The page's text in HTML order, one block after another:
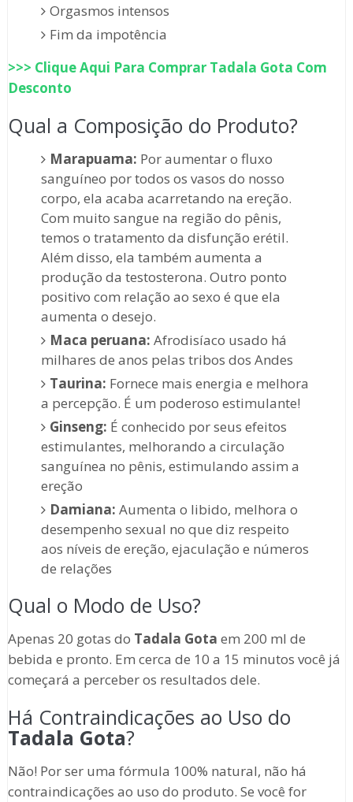
Orgasmos intensos
Fim da impotência
>>> Clique Aqui Para Comprar Tadala Gota Com
Desconto
Qual a Composição do Produto?
Marapuama: Por aumentar o fluxo
sanguíneo por todos os vasos do nosso
corpo, ela acaba acarretando na ereção.
Com muito sangue na região do pênis,
temos o tratamento da disfunção erétil.
Além disso, ela também aumenta a
produção da testosterona. Outro ponto
positivo com relação ao sexo é que ela
aumenta o desejo.
Maca peruana: Afrodisíaco usado há
milhares de anos pelas tribos dos Andes
Taurina: Fornece mais energia e melhora
a percepção. É um poderoso estimulante!
Ginseng: É conhecido por seus efeitos
estimulantes, melhorando a circulação
sanguínea no pênis, estimulando assim a
ereção
Damiana: Aumenta o libido, melhora o
desempenho sexual no que diz respeito
aos níveis de ereção, ejaculação e números
de relações
Qual o Modo de Uso?
Apenas 20 gotas do Tadala Gota em 200 ml de
bebida e pronto. Em cerca de 10 a 15 minutos você já
começará a perceber os resultados dele.
Há Contraindicações ao Uso do
Tadala Gota?
Não! Por ser uma fórmula 100% natural, não há
contraindicações ao uso do produto. Se você for